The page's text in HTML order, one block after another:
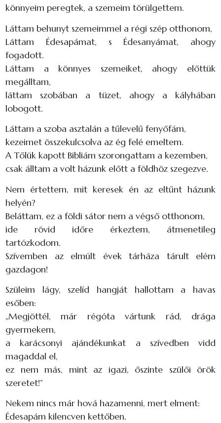
könnyeim peregtek, a szemeim törülgettem.
Láttam behunyt szemeimmel a régi szép otthonom,
Láttam Édesapámat, s Édesanyámat, ahogy
fogadott.
Láttam a könnyes szemeiket, ahogy előttük
megálltam,
láttam szobában a tüzet, ahogy a kályhában
lobogott.
Láttam a szoba asztalán a tűlevelű fenyőfám,
kezeimet összekulcsolva az ég felé emeltem.
A Tőlük kapott Bibliám szorongattam a kezemben,
csak álltam a volt házunk előtt a földhöz szegezve.
Nem értettem, mit keresek én az eltűnt házunk
helyén?
Beláttam, ez a földi sátor nem a végső otthonom,
ide rövid időre érkeztem, átmenetileg
tartózkodom.
Szívemben az elmúlt évek tárháza tárult elém
gazdagon!
Szüleim lágy, szelíd hangját hallottam a havas
esőben:
„Megjöttél, már régóta vártunk rád, drága
gyermekem,
a karácsonyi ajándékunkat a szívedben vidd
magaddal el,
ez nem más, mint az igazi, őszinte szülői örök
szeretet!”
Nekem nincs már hová hazamenni, mert elment:
Édesapám kilencven kettőben,